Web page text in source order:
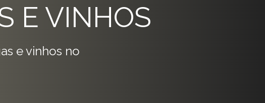
E VINHOS
e vinhos no